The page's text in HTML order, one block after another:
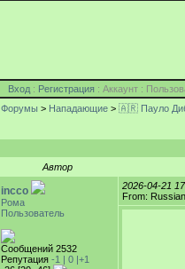
Вход : Регистрация : Аккаунт :
Форумы > Нападающие > 🇦🇷 Пауло
Автор
incco
Рома
Пользователь
Сообщений 2532
Репутация -1 | 0 |+1
2026-04-21
From: